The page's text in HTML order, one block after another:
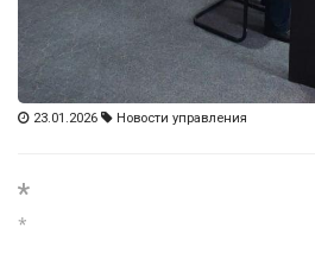
23.01.2026 Новости управления
*
*